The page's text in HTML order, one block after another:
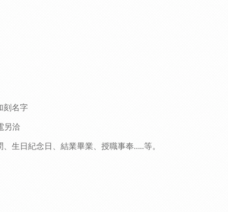
刻名字
另洽
生日紀念日、結業畢業、授職事奉…..等。